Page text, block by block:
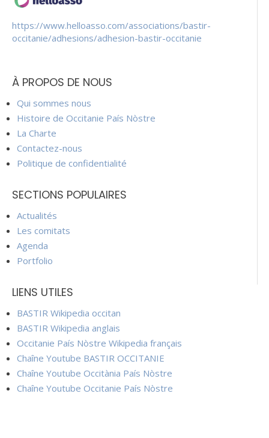
https://www.helloasso.com/associations/bastir-
occitanie/adhesions/adhesion-bastir-occitanie
À PROPOS DE NOUS
Qui sommes nous
Histoire de Occitanie País Nòstre
La Charte
Contactez-nous
Politique de confidentialité
SECTIONS POPULAIRES
Actualités
Les comitats
Agenda
Portfolio
LIENS UTILES
BASTIR Wikipedia occitan
BASTIR Wikipedia anglais
Occitanie País Nòstre Wikipedia français
Chaîne Youtube BASTIR OCCITANIE
Chaîne Youtube Occitània País Nòstre
Chaîne Youtube Occitanie País Nòstre